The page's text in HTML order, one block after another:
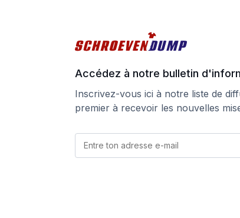
Accédez à notre bulletin
Inscrivez-vous ici à notre liste de
premier à recevoir les nouvelles
a
E
m